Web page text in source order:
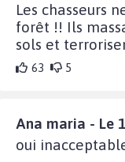
Les chasseurs
forêt !! Ils
sols et
63 5
Ana maria - Le
oui